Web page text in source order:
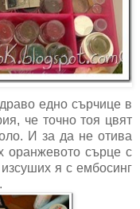
едно сърчице в
че точно тоя цвят
И за да не отива
оранжевото сърце с
я с ембосинг